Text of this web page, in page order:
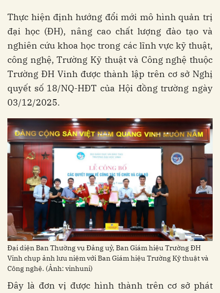
Thực hiện định hướng đổi mới mô hình quản trị
đại học (ĐH), nâng cao chất lượng đào tạo và
nghiên cứu khoa học trong các lĩnh vực kỹ thuật,
công nghệ, Trường Kỹ thuật và Công nghệ thuộc
Trường ĐH Vinh được thành lập trên cơ sở Nghị
quyết số 18/NQ-HĐT của Hội đồng trường ngày
03/12/2025.
Đại diện Ban Thường vụ Đảng uỷ, Ban Giám hiệu Trường ĐH
Vinh chụp ảnh lưu niệm với Ban Giám hiệu Trường Kỹ thuật và
Công nghệ. (Ảnh: vinhuni)
Đây là đơn vị được hình thành trên cơ sở phát